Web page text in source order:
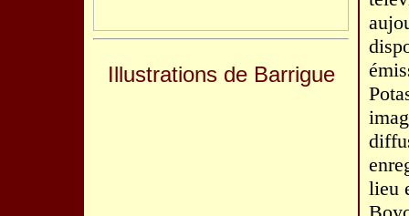
Illustrations de Barrigue
lieu